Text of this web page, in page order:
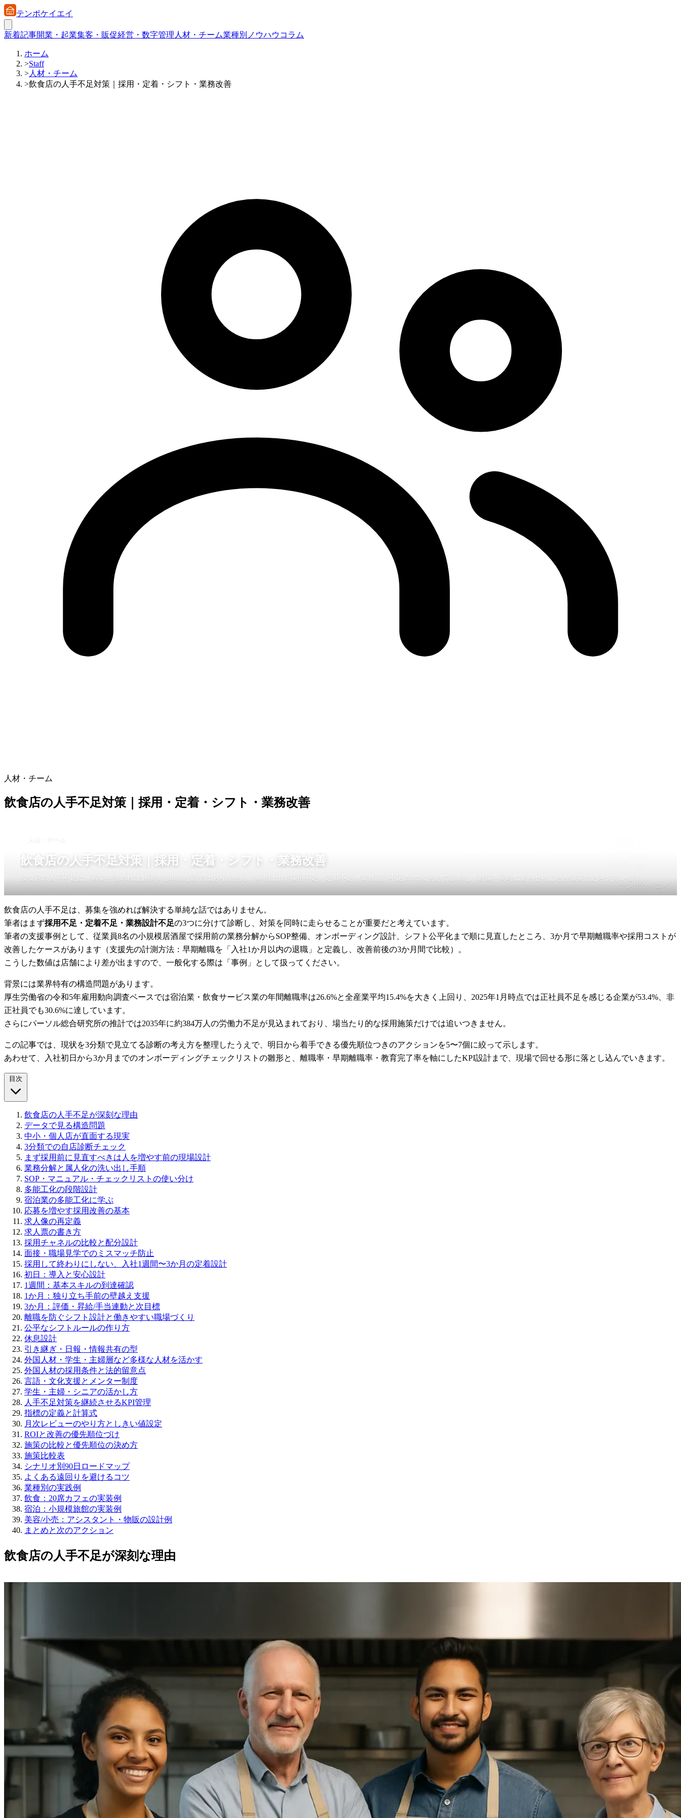
テンポケイエイ
新着記事開業・起業集客・販促経営・数字管理 人材・チーム業種別ノウハウ コラム
ホーム
>Staff
>人材・チーム
>飲食店の人手不足対策｜採用・定着・シフト・業務改善
人材・チーム
飲食店の人手不足対策｜採用・定着・シフト・業務改善
飲食店の人手不足対策｜採用・定着・シフト・業務改善
飲食店の人手不足は、募集を強めれば解決する単純な話ではありません。筆者はまず採用不足・定着不足・業務設計不足の3つに分けて診断し、対策を同時に走らせることが重要だと考えています。
テンポケイエイ
飲食店の人手不足は、募集を強めれば解決する単純な話ではありません。
筆者はまず採用不足・定着不足・業務設計不足の3つに分けて診断し、対策を同時に走らせることが重要だと考えています。
筆者の支援事例として、従業員8名の小規模居酒屋で採用前の業務分解からSOP整備、オンボーディング設計、シフト公平化まで順に見直したところ、3か月で早期離職率や採用コストが
改善したケースがあります（支援先の計測方法：早期離職を「入社1か月以内の退職」と定義し、改善前後の3か月間で比較）。
こうした数値は店舗により差が出ますので、一般化する際は「事例」として扱ってください。
背景には業界特有の構造問題があります。
厚生労働省の令和5年雇用動向調査ベースでは宿泊業・飲食サービス業の年間離職率は26.6%と全産業平均15.4%を大きく上回り、2025年1月時点では正社員不足を感じる企業が53.4%、非
正社員でも30.6%に達しています。
さらにパーソル総合研究所の推計では2035年に約384万人の労働力不足が見込まれており、場当たり的な採用施策だけでは追いつきません。
この記事では、現状を3分類で見立てる診断の考え方を整理したうえで、明日から着手できる優先順位つきのアクションを5〜7個に絞って示します。
あわせて、入社初日から3か月までのオンボーディングチェックリストの雛形と、離職率・早期離職率・教育完了率を軸にしたKPI設計まで、現場で回せる形に落とし込んでいきます。
飲食店の人手不足が深刻な理由
データで見る構造問題
中小・個人店が直面する現実
3分類での自店診断チェック
まず採用前に見直すべきは人を増やす前の現場設計
業務分解と属人化の洗い出し手順
SOP・マニュアル・チェックリストの使い分け
多能工化の段階設計
宿泊業の多能工化に学ぶ
応募を増やす採用改善の基本
求人像の再定義
求人票の書き方
採用チャネルの比較と配分設計
面接・職場見学でのミスマッチ防止
採用して終わりにしない、入社1週間〜3か月の定着設計
初日：導入と安心設計
1週間：基本スキルの到達確認
1か月：独り立ち手前の壁越え支援
3か月：評価・昇給/手当連動と次目標
離職を防ぐシフト設計と働きやすい職場づくり
公平なシフトルールの作り方
休息設計
引き継ぎ・日報・情報共有の型
外国人材・学生・主婦層など多様な人材を活かす
外国人材の採用条件と法的留意点
言語・文化支援とメンター制度
学生・主婦・シニアの活かし方
人手不足対策を継続させるKPI管理
指標の定義と計算式
月次レビューのやり方としきい値設定
ROIと改善の優先順位づけ
施策の比較と優先順位の決め方
施策比較表
シナリオ別90日ロードマップ
よくある遠回りを避けるコツ
業種別の実践例
飲食：20席カフェの実装例
宿泊：小規模旅館の実装例
美容/小売：アシスタント・物販の設計例
まとめと次のアクション
飲食店の人手不足が深刻な理由